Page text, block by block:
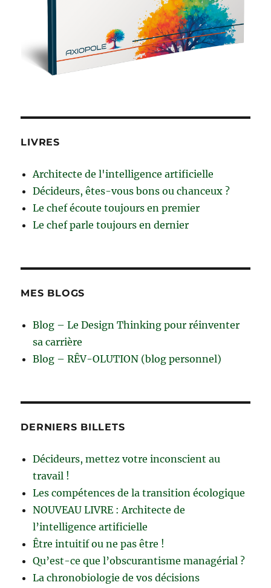
LIVRES
Architecte de l'intelligence artificielle
Décideurs, êtes-vous bons ou chanceux ?
Le chef écoute toujours en premier
Le chef parle toujours en dernier
MES BLOGS
Blog – Le Design Thinking pour réinventer
sa carrière
Blog – RÊV-OLUTION (blog personnel)
DERNIERS BILLETS
Décideurs, mettez votre inconscient au
travail !
Les compétences de la transition écologique
NOUVEAU LIVRE : Architecte de
l’intelligence artificielle
Être intuitif ou ne pas être !
Qu’est-ce que l’obscurantisme managérial ?
La chronobiologie de vos décisions